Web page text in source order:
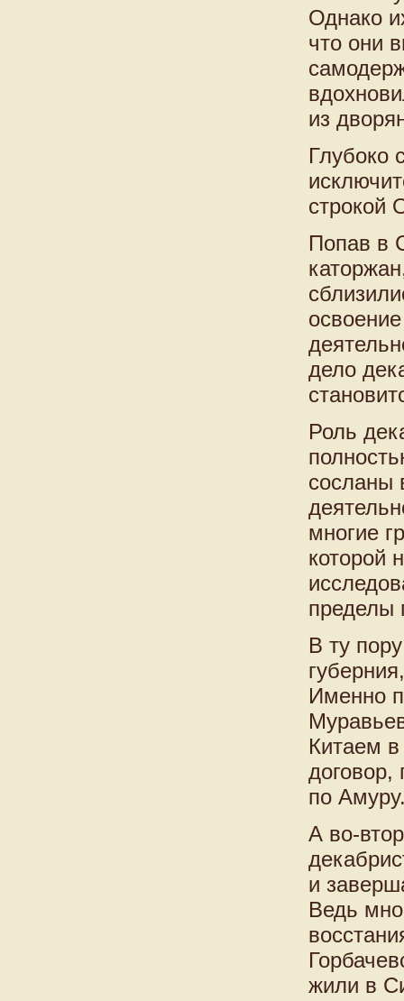
Однако
что они
из
Глубоко
строкой
Попав в
дело
Роль
сосланы
многие
которой
пределы
В ту
Именно
Китаем в
договор,
по
А во-
и
Ведь
жили в